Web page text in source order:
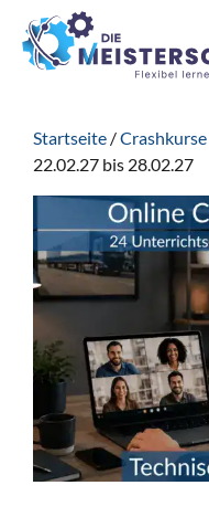
Startseite /Crashkurse
22.02.27 bis 28.02.27